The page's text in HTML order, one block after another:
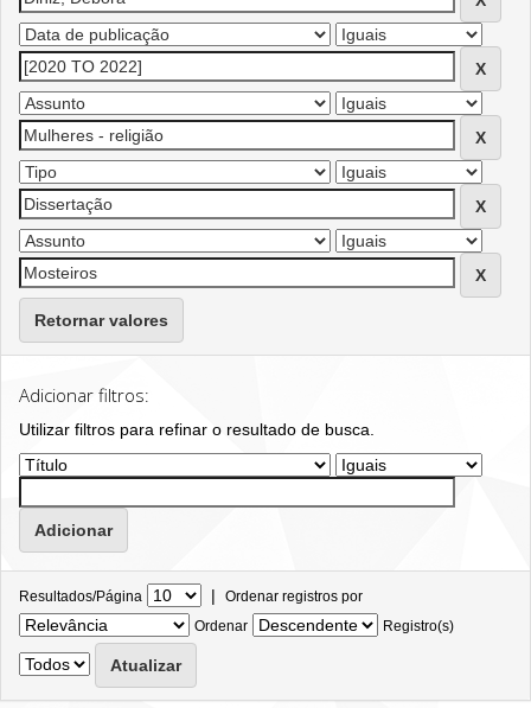
Retornar valores
Adicionar filtros:
Utilizar filtros para refinar o resultado de busca.
Resultados/Página | Ordenar registros por
Ordenar
Registro(s)